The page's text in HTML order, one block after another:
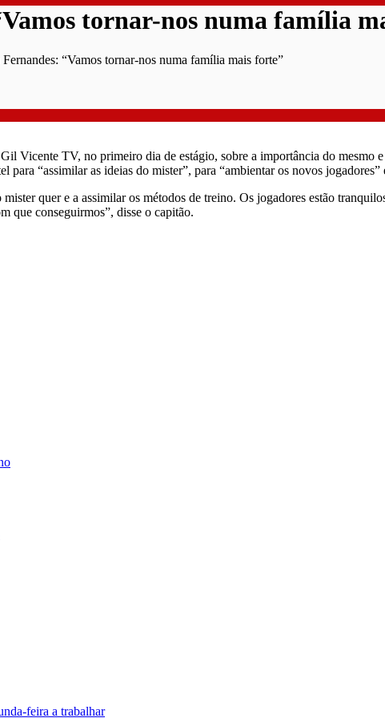
tornar-nos numa família
“Vamos tornar-nos numa família mais forte”
Vicente TV, no primeiro dia de estágio, sobre a importância do
para “assimilar as ideias do mister”, para “ambientar os novos
mister quer e a assimilar os métodos de treino. Os jogadores estão
que conseguirmos”, disse o capitão.
feira a trabalhar